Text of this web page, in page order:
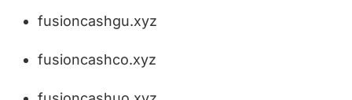
fusioncashgu.xyz
fusioncashco.xyz